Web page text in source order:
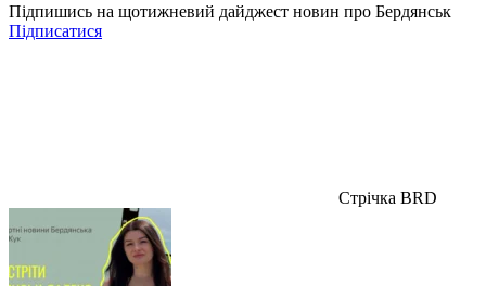
Підпишись на щотижневий дайджест новин про Бердянськ
Підписатися
Стрічка BRD